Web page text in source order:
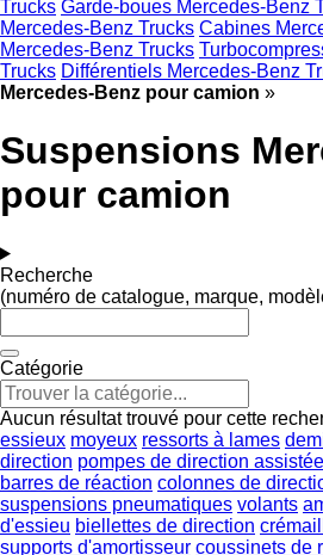
Trucks Garde-boues Mercedes-Benz
Mercedes-Benz Trucks Cabines
Mercedes-Benz Trucks
Trucks Différentiels Mercedes-Benz
Mercedes-Benz pour camion »
Suspensions
pour camion
Recherche
(numéro de catalogue, marque,
Catégorie
Aucun résultat trouvé pour cette
essieux moyeux ressorts à lames
direction pompes de direction assistée
barres de réaction colonnes de
suspensions pneumatiques volants
d'essieu biellettes de direction
supports d'amortisseur coussinets de